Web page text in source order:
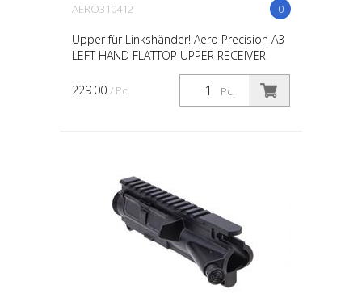
0
AERO310412
Upper für Linkshänder! Aero Precision A3
LEFT HAND FLATTOP UPPER RECEIVER
Pc.
229.00 / Pc.